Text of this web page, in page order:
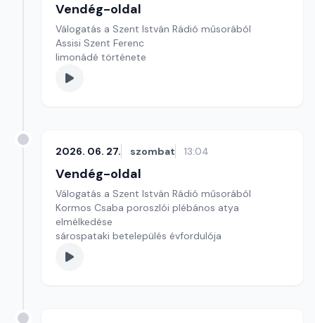
Vendég-oldal
Válogatás a Szent István Rádió műsorából
Assisi Szent Ferenc
limonádé története
2026. 06. 27. szombat 13:04
Vendég-oldal
Válogatás a Szent István Rádió műsorából
Kormos Csaba poroszlói plébános atya
elmélkedése
sárospataki betelepülés évfordulója